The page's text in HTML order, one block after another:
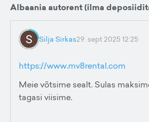
Albaania autorent (ilma
Silja Sirkas29. sept 2025 12:25
https://www.mv8rental.com
Meie võtsime sealt. Sulas
tagasi viisime.